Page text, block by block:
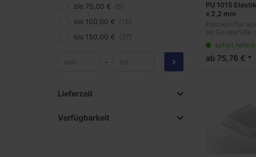
bis 75,00 €
bis 100,00 €
bis 150,00 €
-
Lieferzeit
Verfügbarkeit
PU 101S
x 2,2 mm
Elastikpuffer
als Gerätefüße
ideale Lösung
Anwendungen.
transparent am
sofort
ab 75,76 € *